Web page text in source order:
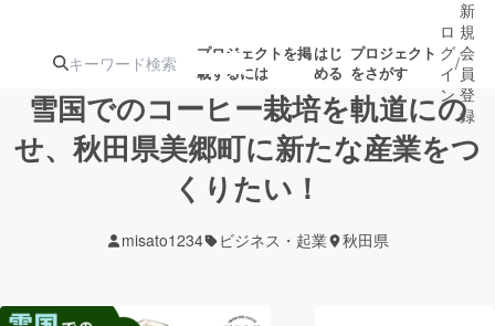
プロジェクトを掲
載するには
はじ
める
プロジェクト
をさがす
注目の新着プロ
ジェクト
募集終了が近いプ
ロ
グ
イ
ン
/
新
規
会
員
登
録
雪国でのコーヒー栽培を軌道にの
せ、秋田県美郷町に新たな産業をつ
くりたい！
misato1234 ビジネス・起業 秋田県